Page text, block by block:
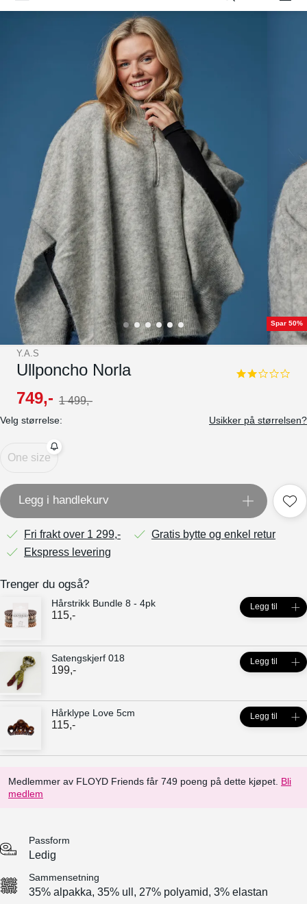
Spar 50%
Y.A.S
Ullponcho Norla
2.0
749,- 1 499,-
Velg størrelse: Usikker på størrelsen?
One size
Legg i handlekurv
Fri frakt over 1 299,-
Gratis bytte og enkel retur
Ekspress levering
Medlemmer av FLOYD Friends får 749 poeng på dette kjøpet. Bli
medlem
Trenger du også?
Hårstrikk Bundle 8 - 4pk
115,-
Legg til
Satengskjerf 018
199,-
Legg til
Hårklype Love 5cm
115,-
Legg til
Passform
Ledig
Sammensetning
35% alpakka, 35% ull, 27% polyamid, 3% elastan